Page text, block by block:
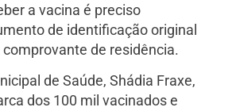
a vacina é preciso
de identificação original
de residência.
de Saúde, Shádia Fraxe,
dos 100 mil vacinados e